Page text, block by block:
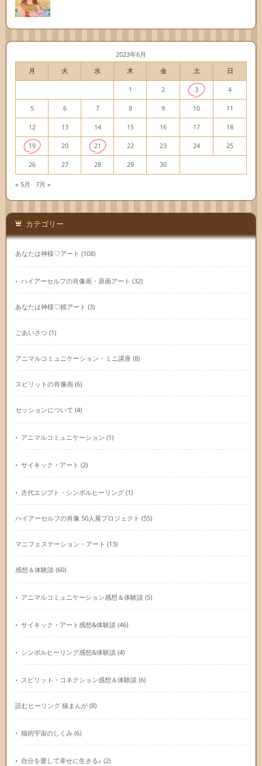
2023年6月
月 火 水 木 金 土 日
1 2 3 4
5 6 7 8 9 10 11
12 13 14 15 16 17 18
19 20 21 22 23 24 25
26 27 28 29 30
« 5月 7月 »
カテゴリー
あなたは神様♡アート (108)
ハイアーセルフの肖像画・原画アート (32)
あなたは神様♡鏡アート (3)
ごあいさつ (1)
アニマルコミュニケーション・ミニ講座 (8)
スピリットの肖像画 (6)
セッションについて (4)
アニマルコミュニケーション (1)
サイキック・アート (2)
古代エジプト・シンボルヒーリング (1)
ハイアーセルフの肖像 50人展プロジェクト (55)
マニフェステーション・アート (13)
感想＆体験談 (60)
アニマルコミュニケーション感想＆体験談 (5)
サイキック・アート感想&体験談 (46)
シンボルヒーリング感想&体験談 (4)
スピリット・コネクション感想＆体験談 (6)
読むヒーリング 猫まんが (8)
猫的宇宙のしくみ (6)
自分を愛して幸せに生きる♪ (2)